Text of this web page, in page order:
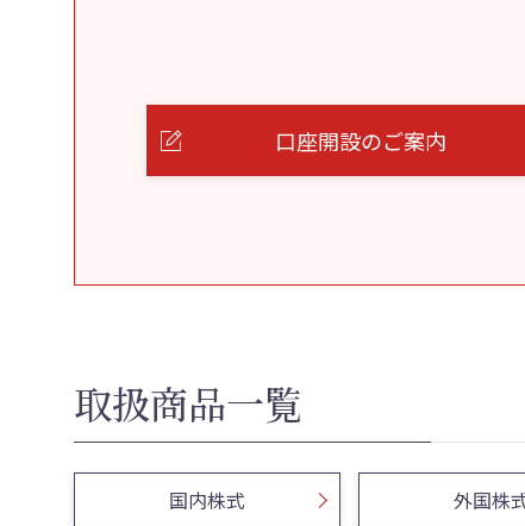
口座開設のご案内
取扱商品一覧
国内株式 外国株